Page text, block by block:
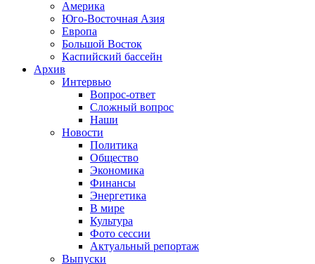
Америка
Юго-Восточная Азия
Европа
Большой Восток
Каспийский бассейн
Архив
Интервью
Вопрос-ответ
Сложный вопрос
Наши
Новости
Политика
Общество
Экономика
Финансы
Энергетика
В мире
Культура
Фото сессии
Актуальный репортаж
Выпуски